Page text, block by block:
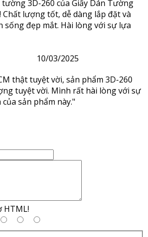
3D-260 của Giấy Dán Tường
lượng tốt, dễ dàng lắp đặt và
sống đẹp mắt. Hài lòng với sự lựa
10/03/2025
thật tuyệt vời, sản phẩm 3D-260
tuyệt vời. Mình rất hài lòng với sự
sản phẩm này."
HTML!